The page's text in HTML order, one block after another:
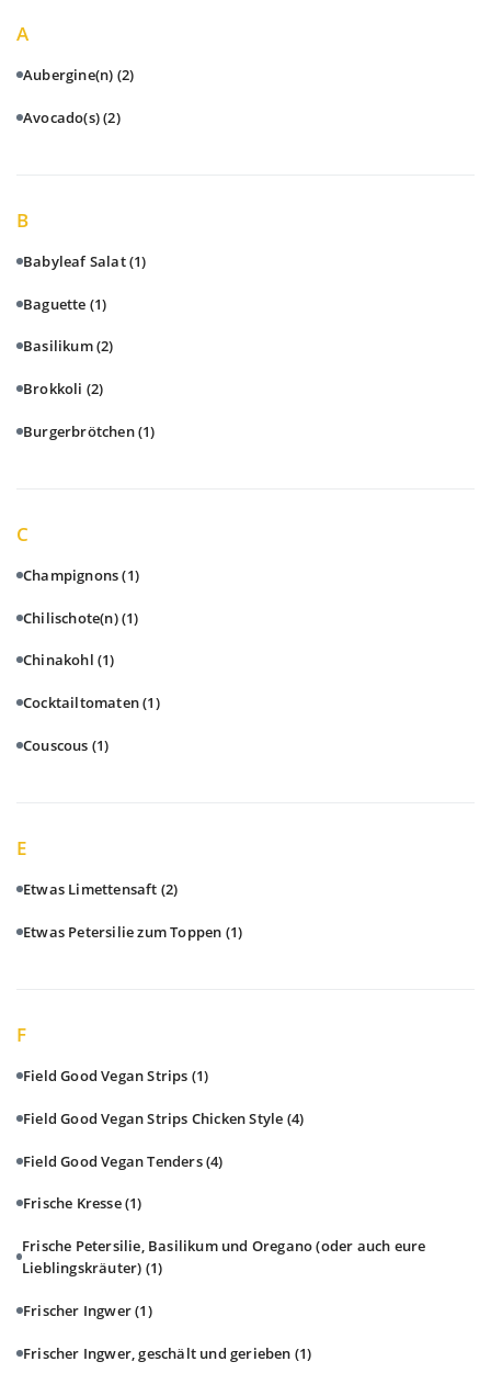
A
Aubergine(n) (2)
Avocado(s)(2)
B
Babyleaf Salat(1)
Baguette (1)
Basilikum(2)
Brokkoli (2)
Burgerbrötchen(1)
C
Champignons(1)
Chilischote(n)(1)
Chinakohl (1)
Cocktailtomaten(1)
Couscous (1)
E
Etwas Limettensaft (2)
Etwas Petersilie zum Toppen (1)
F
Field Good Vegan Strips (1)
Field Good Vegan Strips Chicken Style (4)
Field Good Vegan Tenders(4)
Frische Kresse(1)
Frische Petersilie, Basilikum und Oregano (oder auch eure
Lieblingskräuter) (1)
Frischer Ingwer(1)
Frischer Ingwer, geschält und gerieben (1)